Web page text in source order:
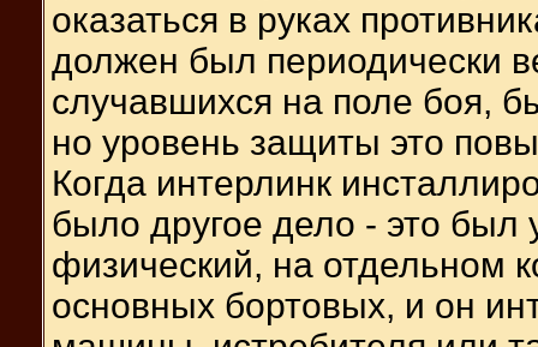
оказаться в руках
должен был периодически
случавшихся на поле боя,
но уровень защиты это
Когда интерлинк
было другое дело - это был
физический, на отдельном
основных бортовых, и он